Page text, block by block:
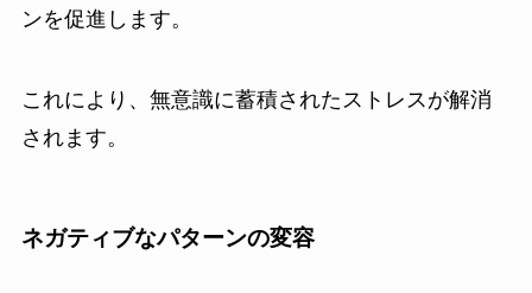
ンを促進します。
これにより、無意識に蓄積されたストレスが解消
されます。
ネガティブなパターンの変容